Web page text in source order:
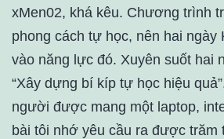
xMen02, khá kêu. Chương trình
phong cách tự học, nên hai ngày
vào năng lực đó. Xuyên suốt hai
“Xây dựng bí kíp tự học hiệu
người được mang một laptop,
bài tôi nhớ yêu cầu ra được trăm